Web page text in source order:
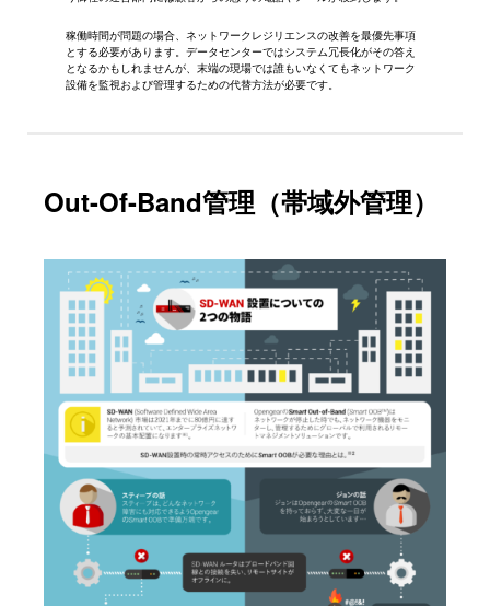
稼働時間が問題の場合、ネットワークレジリエンスの改善を最優先事項
とする必要があります。データセンターではシステム冗長化がその答え
となるかもしれませんが、末端の現場では誰もいなくてもネットワーク
設備を監視および管理するための代替方法が必要です。
Out-Of-Band管理（帯域外管理）